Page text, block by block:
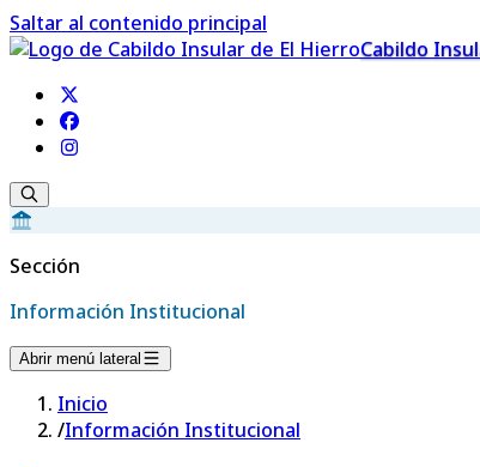
Saltar al contenido principal
Cabildo
Sección
Información Institucional
Abrir menú lateral
Inicio
/Información Institucional